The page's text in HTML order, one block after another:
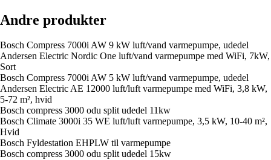
Andre produkter
Bosch Compress 7000i AW 9 kW luft/vand varmepumpe, udedel
Andersen Electric Nordic One luft/vand varmepumpe med WiFi, 7kW,
Sort
Bosch Compress 7000i AW 5 kW luft/vand varmepumpe, udedel
Andersen Electric AE 12000 luft/luft varmepumpe med WiFi, 3,8 kW,
5-72 m², hvid
Bosch compress 3000 odu split udedel 11kw
Bosch Climate 3000i 35 WE luft/luft varmepumpe, 3,5 kW, 10-40 m²,
Hvid
Bosch Fyldestation EHPLW til varmepumpe
Bosch compress 3000 odu split udedel 15kw